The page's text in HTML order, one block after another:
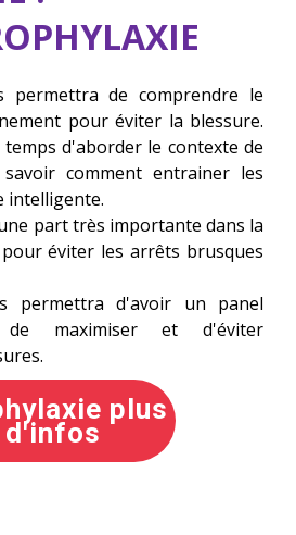
permettra de comprendre le
pour éviter la blessure.
d'aborder le contexte de
comment entrainer les
intelligente.
part très importante dans la
éviter les arrêts brusques
permettra d'avoir un panel
de maximiser et d'éviter
plus
d'infos